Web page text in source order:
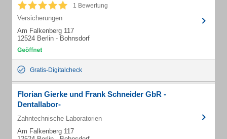
1 Bewertung
Versicherungen
Am Falkenberg 117
12524 Berlin - Bohnsdorf
Gratis-Digitalcheck
Florian Gierke und Frank Schneider GbR -
Dentallabor-
Zahntechnische Laboratorien
Am Falkenberg 117